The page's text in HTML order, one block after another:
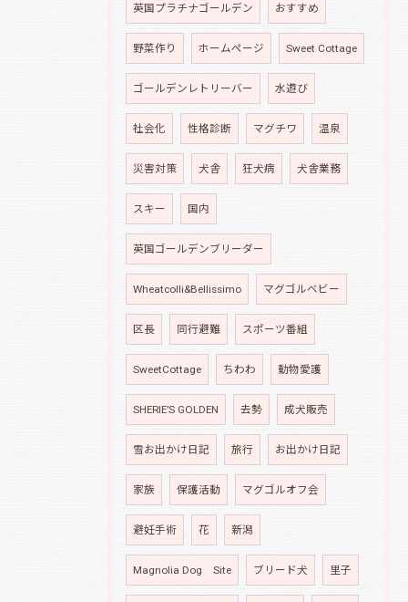
英国プラチナゴールデン おすすめ
野菜作り ホームページ Sweet Cottage
ゴールデンレトリーバー 水遊び
社会化 性格診断 マグチワ 温泉
災害対策 犬舎 狂犬病 犬舎業務
スキー 国内
英国ゴールデンブリーダー
Wheatcolli&Bellissimo マグゴルベビー
区長 同行避難 スポーツ番組
SweetCottage ちわわ 動物愛護
SHERIE’S GOLDEN 去勢 成犬販売
雪お出かけ日記 旅行 お出かけ日記
家族 保護活動 マグゴルオフ会
避妊手術 花 新潟
Magnolia Dog Site ブリード犬 里子